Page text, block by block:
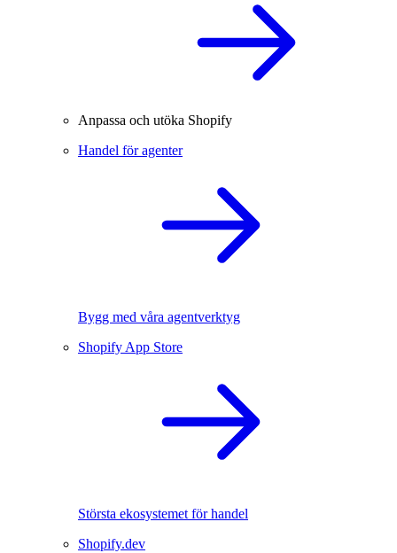
Anpassa och utöka Shopify
Handel för agenter
Bygg med våra agentverktyg
Shopify App Store
Största ekosystemet för handel
Shopify.dev